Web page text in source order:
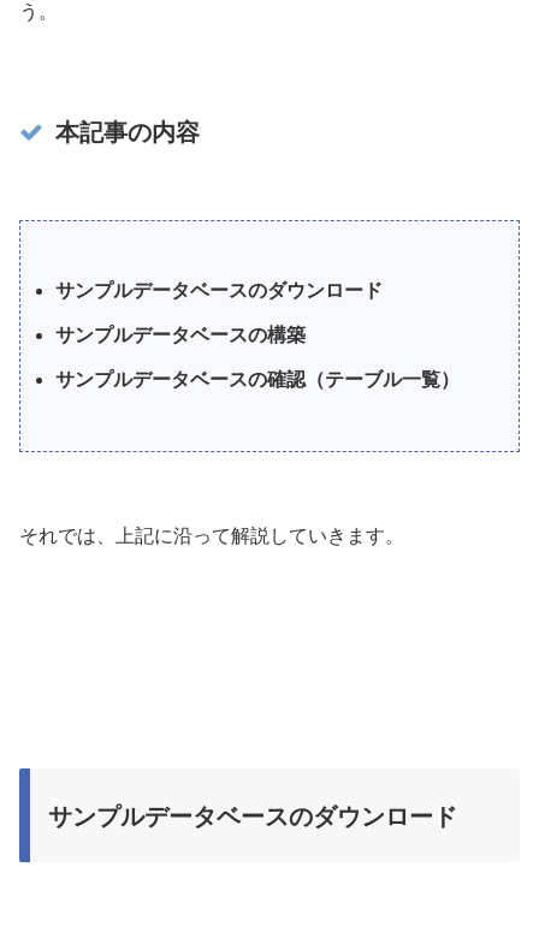
う。
本記事の内容
サンプルデータベースのダウンロード
サンプルデータベースの構築
サンプルデータベースの確認（テーブル一覧）
それでは、上記に沿って解説していきます。
サンプルデータベースのダウンロード